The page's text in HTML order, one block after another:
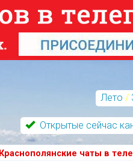
Лето /
Открытые сейчас
Краснополянские чаты в